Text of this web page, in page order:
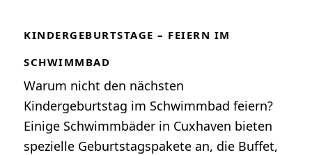
KINDERGEBURTSTAGE – FEIERN IM
SCHWIMMBAD
Warum nicht den nächsten
Kindergeburtstag im Schwimmbad feiern?
Einige Schwimmbäder in Cuxhaven bieten
spezielle Geburtstagspakete an, die Buffet,